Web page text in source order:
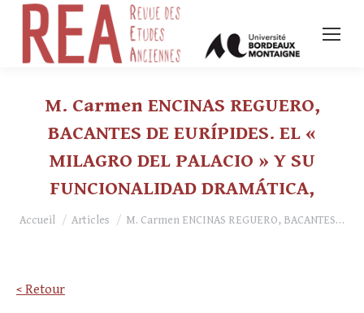
M. Carmen ENCINAS REGUERO,
BACANTES DE EURÍPIDES. EL «
MILAGRO DEL PALACIO » Y SU
FUNCIONALIDAD DRAMÁTICA,
Vous êtes ici :
Accueil Articles M. Carmen ENCINAS REGUERO, BACANTES…
< Retour